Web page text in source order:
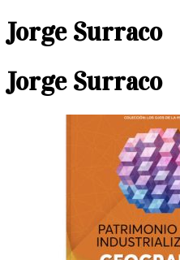
Jorge Surraco
Jorge Surraco